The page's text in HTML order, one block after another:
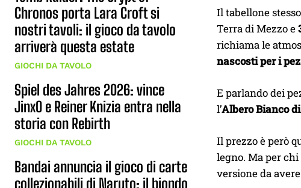
Chronos porta Lara Croft si
nostri tavoli: il gioco da tavolo
arriverà questa estate
GIOCHI DA TAVOLO
Spiel des Jahres 2026: vince
JinxO e Reiner Knizia entra nella
storia con Rebirth
GIOCHI DA TAVOLO
Bandai annuncia il gioco di carte
collezionabili di Naruto: il biondo
Il tabellone
Terra di Mezzo e
richiama le
nascosti per i
E parlando dei
l’Albero Bianco
Il prezzo è però
legno. Ma per
versione da